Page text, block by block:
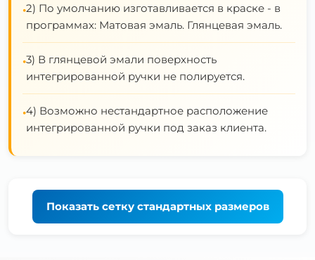
•2) По умолчанию изготавливается в краске - в
программах: Матовая эмаль. Глянцевая эмаль.
•3) В глянцевой эмали поверхность
интегрированной ручки не полируется.
•4) Возможно нестандартное расположение
интегрированной ручки под заказ клиента.
Показатьсетку стандартных размеров